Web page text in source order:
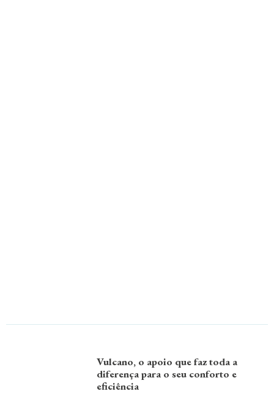
Vulcano, o apoio que faz toda a
diferença para o seu conforto e
eficiência